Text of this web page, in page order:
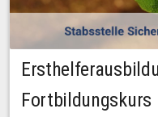
Fortbildungskurs